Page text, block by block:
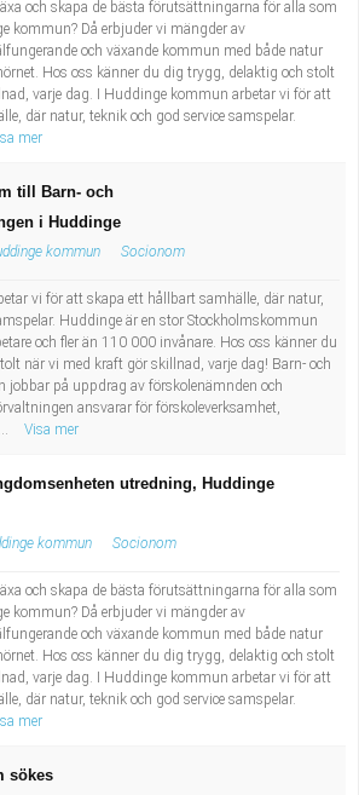
och skapa de bästa förutsättningarna för alla som
kommun? Då erbjuder vi mängder av
och växande kommun med både natur
Hos oss känner du dig trygg, delaktig och stolt
varje dag. I Huddinge kommun arbetar vi för att
där natur, teknik och god service samspelar.
mer
till Barn- och
i Huddinge
kommun Socionom
vi för att skapa ett hållbart samhälle, där natur,
Huddinge är en stor Stockholmskommun
och fler än 110 000 invånare. Hos oss känner du
när vi med kraft gör skillnad, varje dag! Barn- och
på uppdrag av förskolenämnden och
ansvarar för förskoleverksamhet,
Visa mer
utredning, Huddinge
kommun Socionom
och skapa de bästa förutsättningarna för alla som
kommun? Då erbjuder vi mängder av
och växande kommun med både natur
Hos oss känner du dig trygg, delaktig och stolt
varje dag. I Huddinge kommun arbetar vi för att
där natur, teknik och god service samspelar.
mer
sökes